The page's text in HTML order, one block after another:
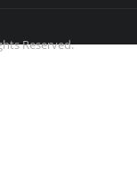
Reserved.